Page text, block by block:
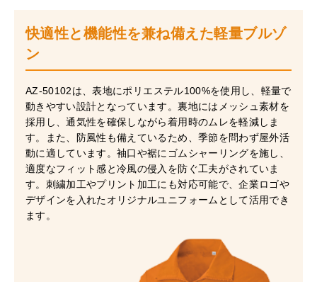
快適性と機能性を兼ね備えた軽量ブルゾ
ン
AZ-50102は、表地にポリエステル100%を使用し、軽量で
動きやすい設計となっています。裏地にはメッシュ素材を
採用し、通気性を確保しながら着用時のムレを軽減しま
す。また、防風性も備えているため、季節を問わず屋外活
動に適しています。袖口や裾にゴムシャーリングを施し、
適度なフィット感と冷風の侵入を防ぐ工夫がされていま
す。刺繍加工やプリント加工にも対応可能で、企業ロゴや
デザインを入れたオリジナルユニフォームとして活用でき
ます。